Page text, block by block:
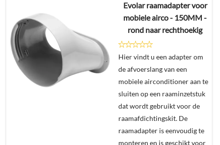
€79,95
Details
In
winkelmand
Evolar raamadapter voor
mobiele airco - 150MM -
rond naar rechthoekig
Hier vindt u een adapter om
de afvoerslang van een
mobiele airconditioner aan te
sluiten op een raaminzetstuk
dat wordt gebruikt voor de
raamafdichtingskit. De
raamadapter is eenvoudig te
monteren en is geschikt voor